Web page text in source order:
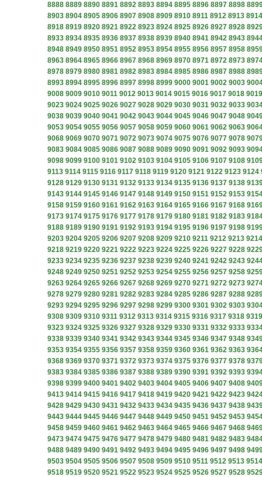
8888 8889 8890 8891 8892 8893 8894 8895 8896 8897 8898
8903 8904 8905 8906 8907 8908 8909 8910 8911 8912 8913 8914
8918 8919 8920 8921 8922 8923 8924 8925 8926 8927 8928
8933 8934 8935 8936 8937 8938 8939 8940 8941 8942 8943
8948 8949 8950 8951 8952 8953 8954 8955 8956 8957 8958
8963 8964 8965 8966 8967 8968 8969 8970 8971 8972 8973
8978 8979 8980 8981 8982 8983 8984 8985 8986 8987 8988
8993 8994 8995 8996 8997 8998 8999 9000 9001 9002 9003
9008 9009 9010 9011 9012 9013 9014 9015 9016 9017 9018 9019
9023 9024 9025 9026 9027 9028 9029 9030 9031 9032 9033
9038 9039 9040 9041 9042 9043 9044 9045 9046 9047 9048
9053 9054 9055 9056 9057 9058 9059 9060 9061 9062 9063
9068 9069 9070 9071 9072 9073 9074 9075 9076 9077 9078
9083 9084 9085 9086 9087 9088 9089 9090 9091 9092 9093
9098 9099 9100 9101 9102 9103 9104 9105 9106 9107 9108
9113 9114 9115 9116 9117 9118 9119 9120 9121 9122 9123 9124
9128 9129 9130 9131 9132 9133 9134 9135 9136 9137 9138
9143 9144 9145 9146 9147 9148 9149 9150 9151 9152 9153
9158 9159 9160 9161 9162 9163 9164 9165 9166 9167 9168
9173 9174 9175 9176 9177 9178 9179 9180 9181 9182 9183
9188 9189 9190 9191 9192 9193 9194 9195 9196 9197 9198
9203 9204 9205 9206 9207 9208 9209 9210 9211 9212 9213 9214
9218 9219 9220 9221 9222 9223 9224 9225 9226 9227 9228
9233 9234 9235 9236 9237 9238 9239 9240 9241 9242 9243
9248 9249 9250 9251 9252 9253 9254 9255 9256 9257 9258
9263 9264 9265 9266 9267 9268 9269 9270 9271 9272 9273
9278 9279 9280 9281 9282 9283 9284 9285 9286 9287 9288
9293 9294 9295 9296 9297 9298 9299 9300 9301 9302 9303
9308 9309 9310 9311 9312 9313 9314 9315 9316 9317 9318 9319
9323 9324 9325 9326 9327 9328 9329 9330 9331 9332 9333
9338 9339 9340 9341 9342 9343 9344 9345 9346 9347 9348
9353 9354 9355 9356 9357 9358 9359 9360 9361 9362 9363
9368 9369 9370 9371 9372 9373 9374 9375 9376 9377 9378
9383 9384 9385 9386 9387 9388 9389 9390 9391 9392 9393
9398 9399 9400 9401 9402 9403 9404 9405 9406 9407 9408
9413 9414 9415 9416 9417 9418 9419 9420 9421 9422 9423
9428 9429 9430 9431 9432 9433 9434 9435 9436 9437 9438
9443 9444 9445 9446 9447 9448 9449 9450 9451 9452 9453
9458 9459 9460 9461 9462 9463 9464 9465 9466 9467 9468
9473 9474 9475 9476 9477 9478 9479 9480 9481 9482 9483
9488 9489 9490 9491 9492 9493 9494 9495 9496 9497 9498
9503 9504 9505 9506 9507 9508 9509 9510 9511 9512 9513 9514
9518 9519 9520 9521 9522 9523 9524 9525 9526 9527 9528